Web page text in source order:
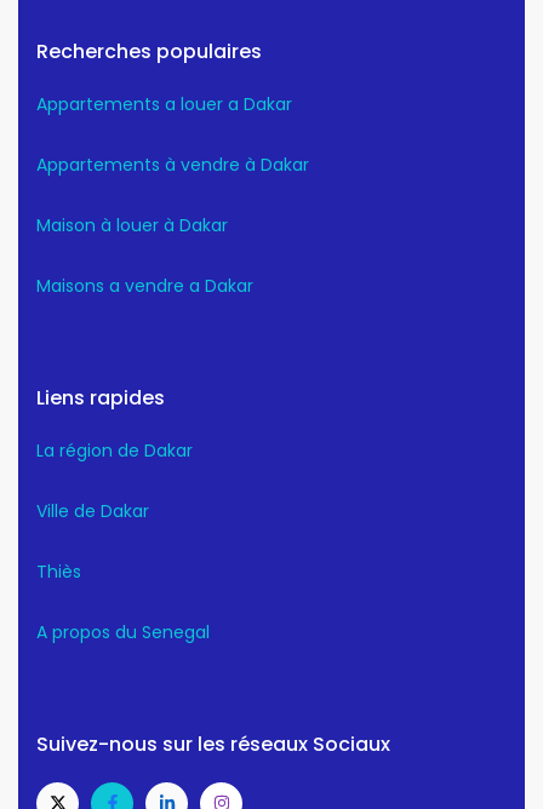
Recherches populaires
Appartements a louer a Dakar
Appartements à vendre à Dakar
Maison à louer à Dakar
Maisons a vendre a Dakar
Liens rapides
La région de Dakar
Ville de Dakar
Thiès
A propos du Senegal
Suivez-nous sur les réseaux Sociaux